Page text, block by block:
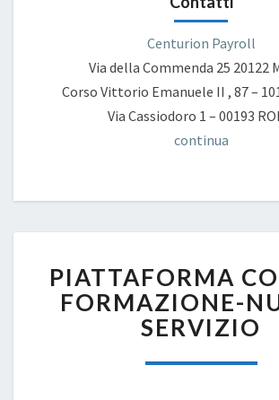
Centurion Payroll
Via della Commenda 25 20122
Corso Vittorio Emanuele II , 87 –
Via Cassiodoro 1 – 00193
continua
CORSI
DI
NUOVO
PIATTAFORMA
FORMAZIONE-
SERVIZIO